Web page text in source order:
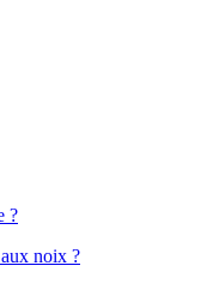
?
noix ?